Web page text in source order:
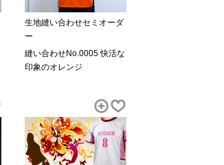
生地縫い合わせセミオーダ
ー
縫い合わせNo.0005 快活な
印象のオレンジ